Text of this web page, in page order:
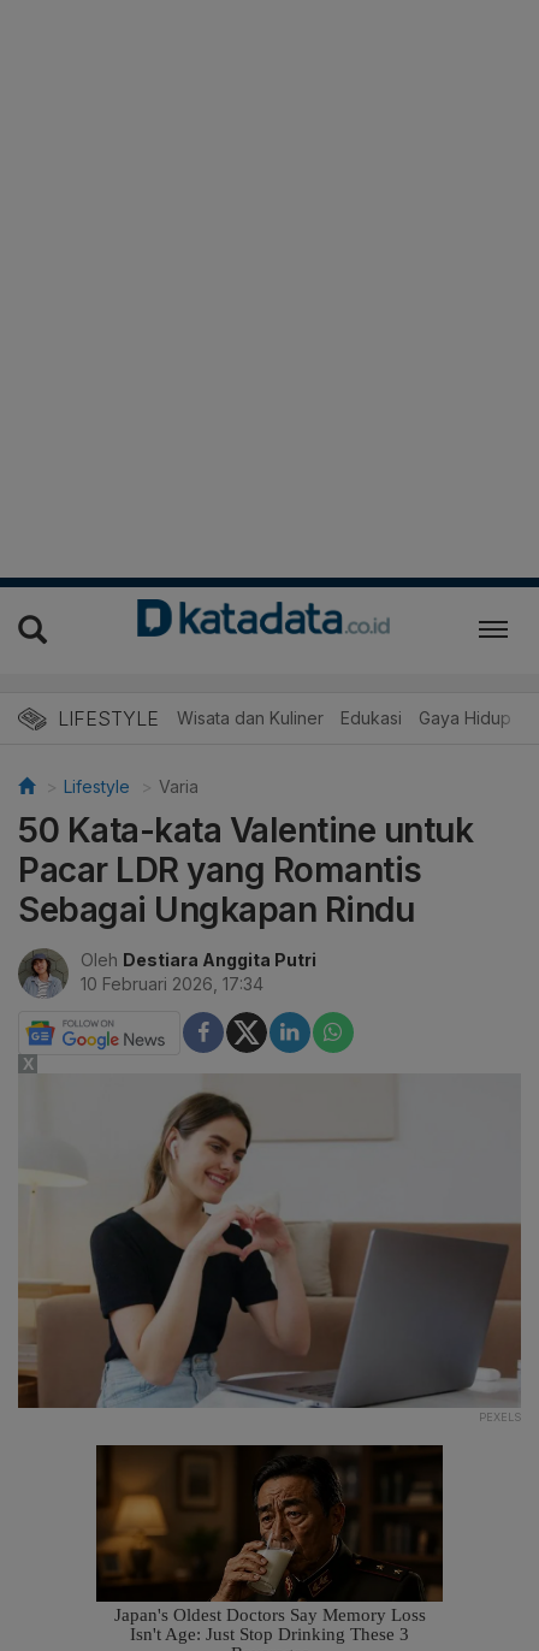
LIFESTYLE Wisata dan Kuliner Edukasi Gaya Hidup
Lifestyle Varia
50 Kata-kata Valentine untuk
Pacar LDR yang Romantis
Sebagai Ungkapan Rindu
Oleh Destiara Anggita Putri
10 Februari 2026, 17:34
PEXELS
X